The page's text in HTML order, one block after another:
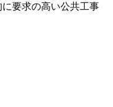
要求の高い公共工事